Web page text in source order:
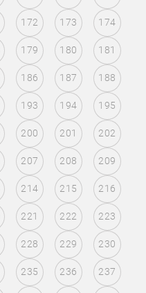
172 173 174
179 180 181
186 187 188
193 194 195
200 201 202
207 208 209
214 215 216
221 222 223
228 229 230
235 236 237